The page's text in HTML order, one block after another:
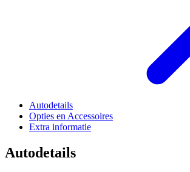
Autodetails
Opties en Accessoires
Extra informatie
Autodetails